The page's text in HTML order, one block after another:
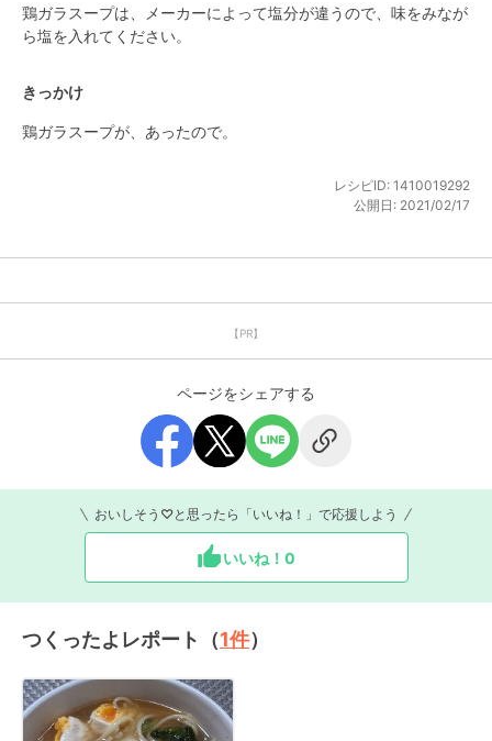
鶏ガラスープは、メーカーによって塩分が違うので、味をみなが
ら塩を入れてください。
きっかけ
鶏ガラスープが、あったので。
レシピID: 1410019292
公開日: 2021/02/17
【PR】
ページをシェアする
おいしそう♡と思ったら「いいね！」で応援しよう
いいね！ 0
つくったよレポート（1件）